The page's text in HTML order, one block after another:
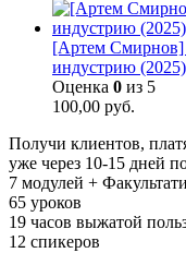
[Артем Смирнов]
индустрию (2025)
Оценка 0 из 5
100,00 руб.
Получи клиентов,
уже через 10-15 дней
7 модулей +
65 уроков
19 часов выжатой
12 спикеров